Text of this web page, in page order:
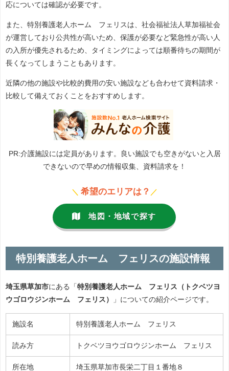
応については確認が必要です。
また、特別養護老人ホーム フェリスは、社会福祉法人草加福祉会
が運営しており公共性が高いため、保護が必要など緊急性が高い人
の入所が優先されるため、タイミングによっては順番待ちの期間が
長くなってしまうこともあります。
近隣の他の施設や比較的費用の安い施設なども合わせて資料請求・
比較して備えておくことをおすすめします。
PR:介護施設には定員があります。良い施設でも空きがないと入居
できないので早めの情報収集、資料請求を！
＼ 希望のエリアは？ ／
地図・地域で探す
特別養護老人ホーム フェリスの施設情報
埼玉県草加市にある「 特別養護老人ホーム フェリス（トクベツヨ
ウゴロウジンホーム フェリス）
」についての紹介ページです。
施設名 特別養護老人ホーム フェリス
読み方 トクベツヨウゴロウジンホーム フェリス
所在地 埼玉県草加市長栄二丁目１番地８